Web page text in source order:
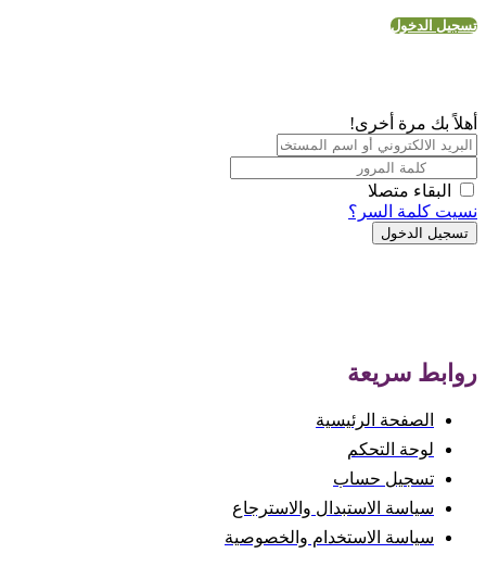
تسجيل الدخول
أهلاً بك مرة أخرى!
البقاء متصلا
نسيت كلمة السر؟
تسجيل الدخول
روابط سريعة
الصفحة الرئيسية
لوحة التحكم
تسجيل حساب
سياسة الاستبدال والاسترجاع
سياسة الاستخدام والخصوصية